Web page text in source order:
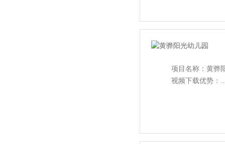
项目名称：黄骅
视频下载优势：